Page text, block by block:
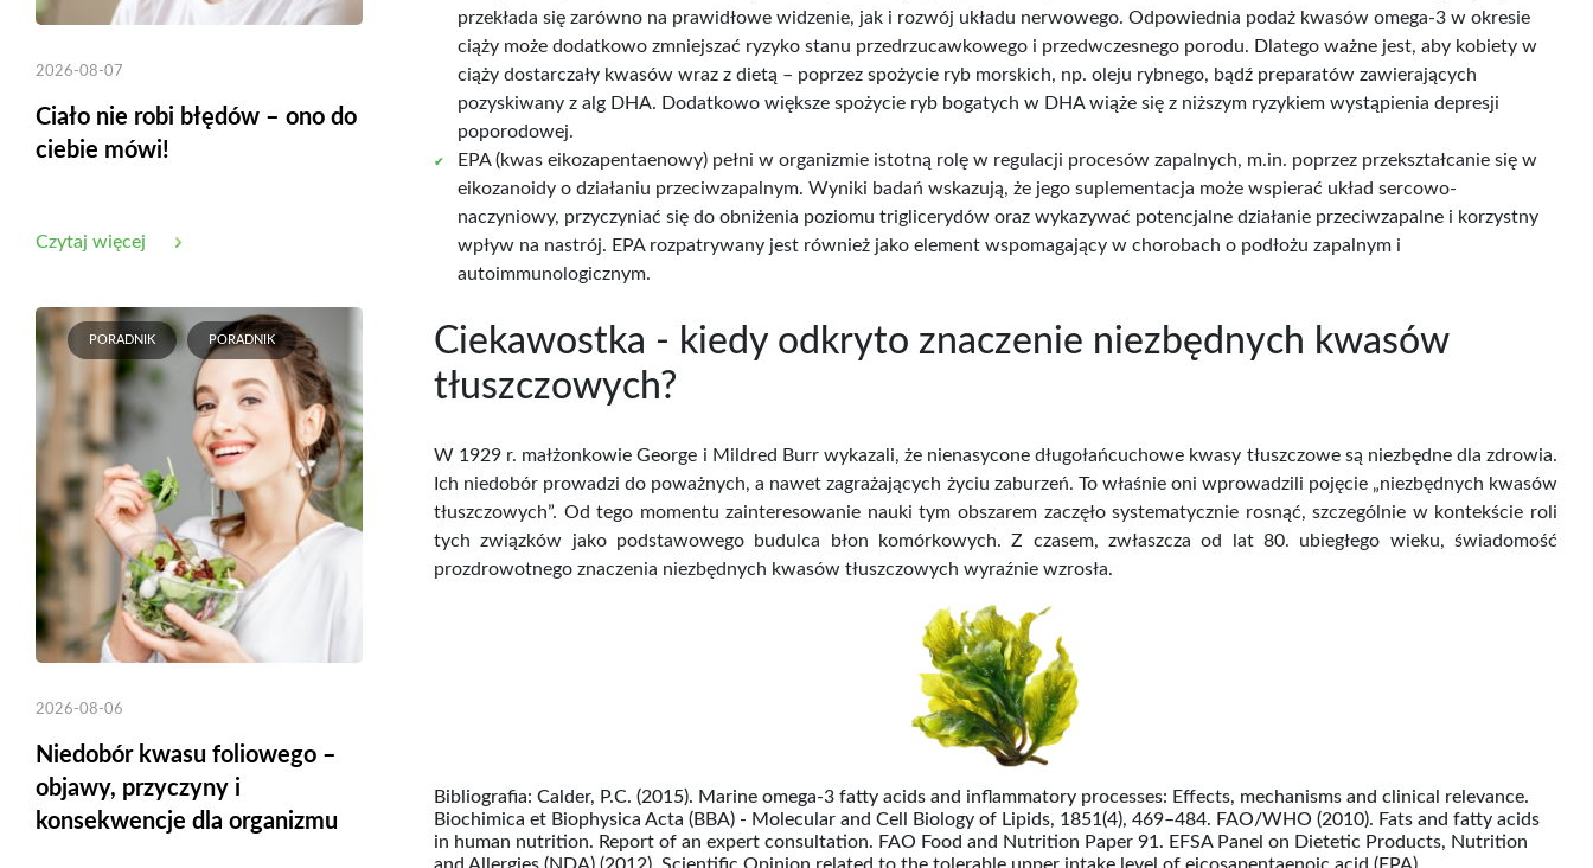
2026-08-07
Ciało nie robi błędów – ono do
ciebie mówi!
Czytaj więcej
PORADNIK PORADNIK
2026-08-06
Niedobór kwasu foliowego –
objawy, przyczyny i
konsekwencje dla organizmu
przekłada się zarówno na prawidłowe widzenie, jak i rozwój układu nerwowego. Odpowiednia podaż kwasów omega-3 w okresie
ciąży może dodatkowo zmniejszać ryzyko stanu przedrzucawkowego i przedwczesnego porodu. Dlatego ważne jest, aby kobiety w
ciąży dostarczały kwasów wraz z dietą – poprzez spożycie ryb morskich, np. oleju rybnego, bądź preparatów zawierających
pozyskiwany z alg DHA. Dodatkowo większe spożycie ryb bogatych w DHA wiąże się z niższym ryzykiem wystąpienia depresji
poporodowej.
EPA (kwas eikozapentaenowy) pełni w organizmie istotną rolę w regulacji procesów zapalnych, m.in. poprzez przekształcanie się w
eikozanoidy o działaniu przeciwzapalnym. Wyniki badań wskazują, że jego suplementacja może wspierać układ sercowo-
naczyniowy, przyczyniać się do obniżenia poziomu triglicerydów oraz wykazywać potencjalne działanie przeciwzapalne i korzystny
wpływ na nastrój. EPA rozpatrywany jest również jako element wspomagający w chorobach o podłożu zapalnym i
autoimmunologicznym.
Ciekawostka - kiedy odkryto znaczenie niezbędnych kwasów
tłuszczowych?
W 1929 r. małżonkowie George i Mildred Burr wykazali, że nienasycone długołańcuchowe kwasy tłuszczowe są niezbędne dla zdrowia.
Ich niedobór prowadzi do poważnych, a nawet zagrażających życiu zaburzeń. To właśnie oni wprowadzili pojęcie „niezbędnych kwasów
tłuszczowych”. Od tego momentu zainteresowanie nauki tym obszarem zaczęło systematycznie rosnąć, szczególnie w kontekście roli
tych związków jako podstawowego budulca błon komórkowych. Z czasem, zwłaszcza od lat 80. ubiegłego wieku, świadomość
prozdrowotnego znaczenia niezbędnych kwasów tłuszczowych wyraźnie wzrosła.
Bibliografia: Calder, P.C. (2015). Marine omega-3 fatty acids and inflammatory processes: Effects, mechanisms and clinical relevance.
Biochimica et Biophysica Acta (BBA) - Molecular and Cell Biology of Lipids, 1851(4), 469–484. FAO/WHO (2010). Fats and fatty acids
in human nutrition. Report of an expert consultation. FAO Food and Nutrition Paper 91. EFSA Panel on Dietetic Products, Nutrition